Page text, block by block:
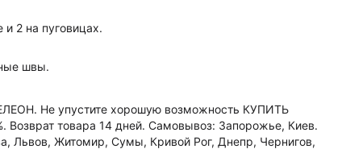
2 на пуговицах.
швы.
Не упустите хорошую возможность КУПИТЬ
Возврат товара 14 дней. Самовывоз: Запорожье, Киев.
Львов, Житомир, Сумы, Кривой Рог, Днепр, Чернигов,